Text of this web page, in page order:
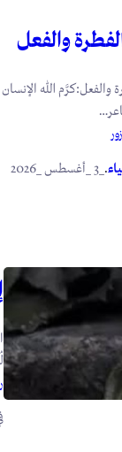
والفعل
والفعل:كرَّم الله
. _3 _أغسطس _2026